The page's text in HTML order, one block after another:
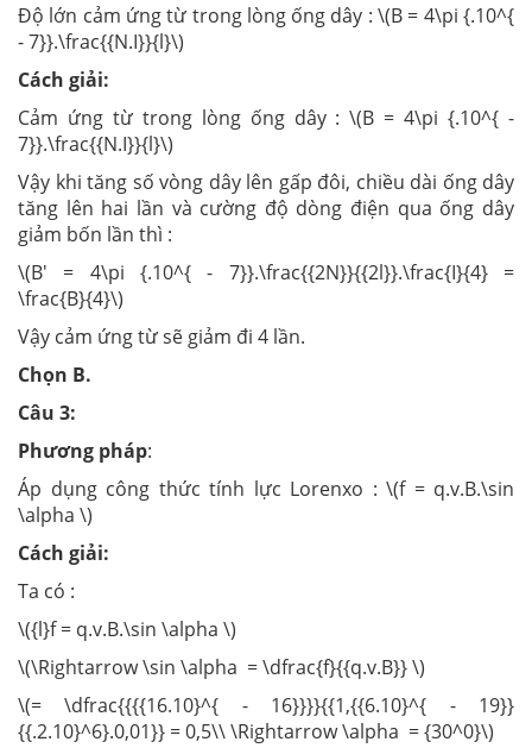
Độ lớn cảm ứng từ trong lòng ống dây : \(B = 4\pi {.10^{
- 7}}.\frac{{N.I}}{l}\)
Cách giải:
Cảm ứng từ trong lòng ống dây : \(B = 4\pi {.10^{ -
7}}.\frac{{N.I}}{l}\)
Vậy khi tăng số vòng dây lên gấp đôi, chiều dài ống dây
tăng lên hai lần và cường độ dòng điện qua ống dây
giảm bốn lần thì :
\(B' = 4\pi {.10^{ - 7}}.\frac{{2N}}{{2l}}.\frac{I}{4} =
\frac{B}{4}\)
Vậy cảm ứng từ sẽ giảm đi 4 lần.
Chọn B.
Câu 3:
Phương pháp:
Áp dụng công thức tính lực Lorenxo : \(f = q.v.B.\sin
\alpha \)
Cách giải:
Ta có :
\({l}f = q.v.B.\sin \alpha \)
\(\Rightarrow \sin \alpha = \dfrac{f}{{q.v.B}} \)
\(= \dfrac{{{{16.10}^{ - 16}}}}{{1,{{6.10}^{ - 19}}
{{.2.10}^6}.0,01}} = 0,5\\ \Rightarrow \alpha = {30^0}\)